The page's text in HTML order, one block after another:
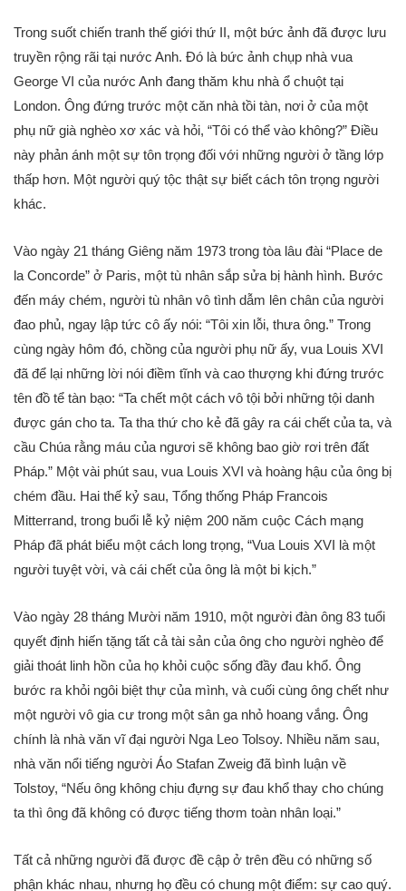
Trong suốt chiến tranh thế giới thứ II, một bức ảnh đã được lưu
truyền rộng rãi tại nước Anh. Đó là bức ảnh chụp nhà vua
George VI của nước Anh đang thăm khu nhà ổ chuột tại
London. Ông đứng trước một căn nhà tồi tàn, nơi ở của một
phụ nữ già nghèo xơ xác và hỏi, “Tôi có thể vào không?” Điều
này phản ánh một sự tôn trọng đối với những người ở tầng lớp
thấp hơn. Một người quý tộc thật sự biết cách tôn trọng người
khác.
Vào ngày 21 tháng Giêng năm 1973 trong tòa lâu đài “Place de
la Concorde” ở Paris, một tù nhân sắp sửa bị hành hình. Bước
đến máy chém, người tù nhân vô tình dẫm lên chân của người
đao phủ, ngay lập tức cô ấy nói: “Tôi xin lỗi, thưa ông.” Trong
cùng ngày hôm đó, chồng của người phụ nữ ấy, vua Louis XVI
đã để lại những lời nói điềm tĩnh và cao thượng khi đứng trước
tên đồ tể tàn bạo: “Ta chết một cách vô tội bởi những tội danh
được gán cho ta. Ta tha thứ cho kẻ đã gây ra cái chết của ta, và
cầu Chúa rằng máu của ngươi sẽ không bao giờ rơi trên đất
Pháp.” Một vài phút sau, vua Louis XVI và hoàng hậu của ông bị
chém đầu. Hai thế kỷ sau, Tổng thống Pháp Francois
Mitterrand, trong buổi lễ kỷ niệm 200 năm cuộc Cách mạng
Pháp đã phát biểu một cách long trọng, “Vua Louis XVI là một
người tuyệt vời, và cái chết của ông là một bi kịch.”
Vào ngày 28 tháng Mười năm 1910, một người đàn ông 83 tuổi
quyết định hiến tặng tất cả tài sản của ông cho người nghèo để
giải thoát linh hồn của họ khỏi cuộc sống đầy đau khổ. Ông
bước ra khỏi ngôi biệt thự của mình, và cuối cùng ông chết như
một người vô gia cư trong một sân ga nhỏ hoang vắng. Ông
chính là nhà văn vĩ đại người Nga Leo Tolsoy. Nhiều năm sau,
nhà văn nổi tiếng người Áo Stafan Zweig đã bình luận về
Tolstoy, “Nếu ông không chịu đựng sự đau khổ thay cho chúng
ta thì ông đã không có được tiếng thơm toàn nhân loại.”
Tất cả những người đã được đề cập ở trên đều có những số
phận khác nhau, nhưng họ đều có chung một điểm: sự cao quý.